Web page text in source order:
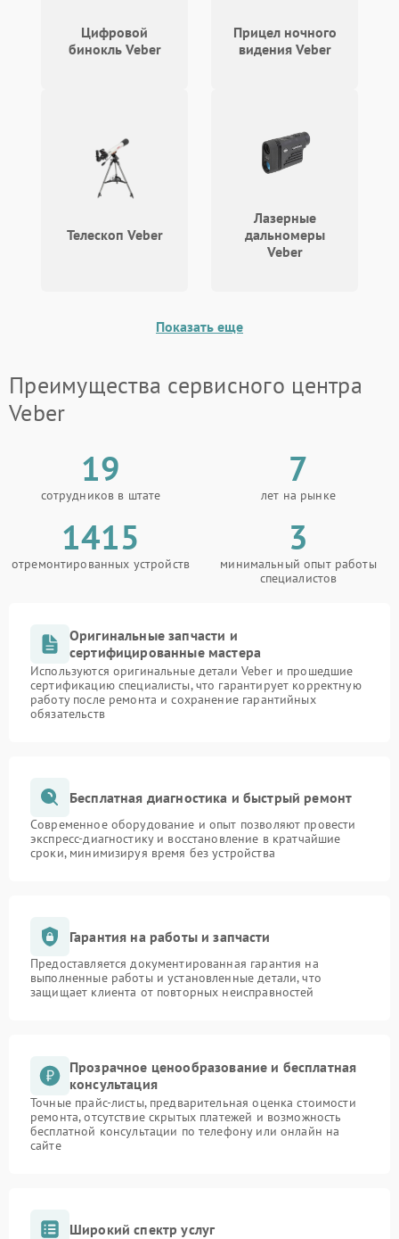
защиты от перегрева
от замыкания
Подробнее →
Цифровой
бинокль Veber
Прицел ночного
видения Veber
Телескоп Veber
Лазерные
дальномеры
Veber
Показать еще
Преимущества сервисного центра
Veber
19
сотрудников в штате
7
лет на рынке
1415
отремонтированных устройств
3
минимальный опыт работы
специалистов
Оригинальные запчасти и
сертифицированные мастера
Используются оригинальные детали Veber и прошедшие
сертификацию специалисты, что гарантирует корректную
работу после ремонта и сохранение гарантийных
обязательств
Бесплатная диагностика и быстрый ремонт
Современное оборудование и опыт позволяют провести
экспресс-диагностику и восстановление в кратчайшие
сроки, минимизируя время без устройства
Гарантия на работы и запчасти
Предоставляется документированная гарантия на
выполненные работы и установленные детали, что
защищает клиента от повторных неисправностей
Прозрачное ценообразование и бесплатная
консультация
Точные прайс-листы, предварительная оценка стоимости
ремонта, отсутствие скрытых платежей и возможность
бесплатной консультации по телефону или онлайн на
сайте
Широкий спектр услуг